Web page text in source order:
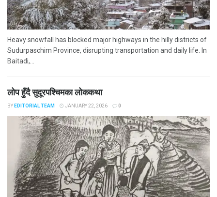
Heavy snowfall has blocked major highways in the hilly districts of
Sudurpaschim Province, disrupting transportation and daily life. In
Baitadi,...
लोप हुँदै सुदूरपश्चिमका लोककथा
BY EDITORIAL TEAM JANUARY 22, 2026 0